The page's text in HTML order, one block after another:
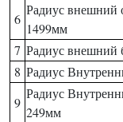
6
Радиус внешний
1499мм
7 Радиус внешний
8 Радиус
9
Радиус
249мм